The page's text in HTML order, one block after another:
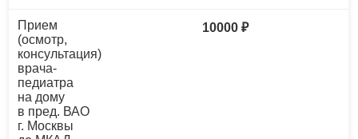
Прием
(осмотр,
консультация)
врача-
педиатра
на дому
в пред. ВАО
г. Москвы
10000 ₽